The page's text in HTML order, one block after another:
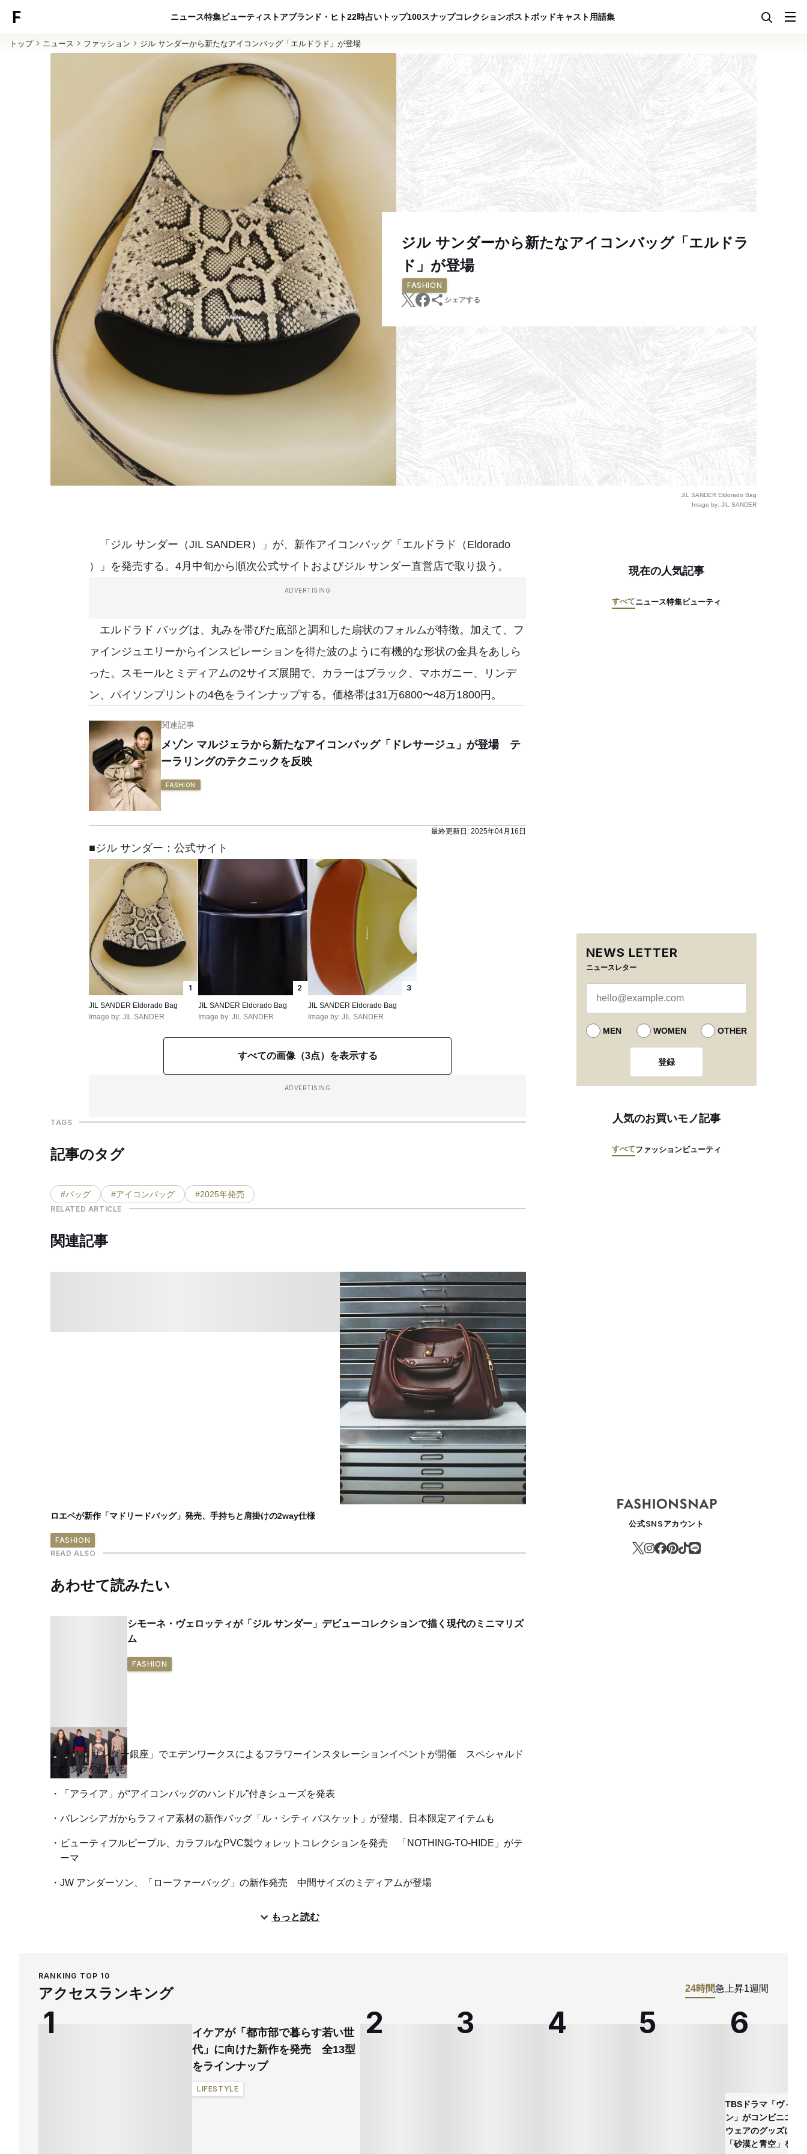
ニュース特集ビューティ ストアブランド・ヒト22時占い トップ100スナップコレクションポストポッドキャスト用語集
トップ ニュース ファッション ジル サンダーから新たなアイコンバッグ「エルドラド」が登場
ジル サンダーから新たなアイコンバッグ「エルドラ
ド」が登場
FASHION
シェアする
JIL SANDER Eldorado Bag
Image by: JIL SANDER
「ジル サンダー（JIL SANDER）」が、新作アイコンバッグ「エルドラド（Eldorado
）」を発売する。4月中旬から順次公式サイトおよびジル サンダー直営店で取り扱う。
ADVERTISING
エルドラド バッグは、丸みを帯びた底部と調和した扇状のフォルムが特徴。加えて、フ
ァインジュエリーからインスピレーションを得た波のように有機的な形状の金具をあしら
った。スモールとミディアムの2サイズ展開で、カラーはブラック、マホガニー、リンデ
ン、パイソンプリントの4色をラインナップする。価格帯は31万6800〜48万1800円。
関連記事
メゾン マルジェラから新たなアイコンバッグ「ドレサージュ」が登場 テ
ーラリングのテクニックを反映
FASHION
最終更新日: 2025年04月16日
■ジル サンダー：公式サイト
1
JIL SANDER Eldorado Bag
Image by: JIL SANDER
2
JIL SANDER Eldorado Bag
Image by: JIL SANDER
3
JIL SANDER Eldorado Bag
Image by: JIL SANDER
すべての画像（3点）を表示する
ADVERTISING
TAGS
記事のタグ
#バッグ #アイコンバッグ #2025年発売
RELATED ARTICLE
関連記事
ロエベが新作「マドリードバッグ」発売、手持ちと肩掛けの2way仕様
FASHION
READ ALSO
あわせて読みたい
シモーネ・ヴェロッティが「ジル サンダー」デビューコレクションで描く現代のミニマリズ
ム
FASHION
「ジル サンダー銀座」でエデンワークスによるフラワーインスタレーションイベントが開催 スペシャルド
リンクの提供も
「アライア」が“アイコンバッグのハンドル”付きシューズを発表
バレンシアガからラフィア素材の新作バッグ「ル・シティ バスケット」が登場、日本限定アイテムも
ビューティフルピープル、カラフルなPVC製ウォレットコレクションを発売 「NOTHING-TO-HIDE」がテ
ーマ
JW アンダーソン、「ローファーバッグ」の新作発売 中間サイズのミディアムが登場
もっと読む
現在の人気記事
すべてニュース特集ビューティ
NEWS LETTER
ニュースレター
MEN WOMEN OTHER
登録
人気のお買いモノ記事
すべてファッションビューティ
公式SNSアカウント
RANKING TOP 10
アクセスランキング 24時間急上昇1週間
イケアが「都市部で暮らす若い世
代」に向けた新作を発売 全13型
をラインナップ
LIFESTYLE
TBSドラマ「ヴィヴ
ン」がコンビニエン
ウェアのグッズに
「砂漠と青空」を表